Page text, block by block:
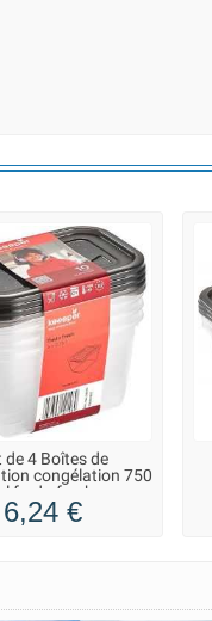
de 4 Boîtes de
congélation 750
ml fredo fresh
6,24 €